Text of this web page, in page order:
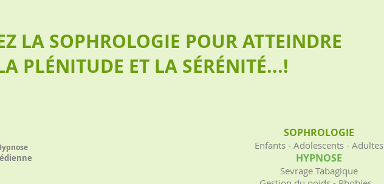
LA SOPHROLOGIE POUR ATTEINDRE
PLÉNITUDE ET LA SÉRÉNITÉ...!
SOPHROLOGIE
Enfants - Adolescents - Adultes
HYPNOSE
Sevrage Tabagique